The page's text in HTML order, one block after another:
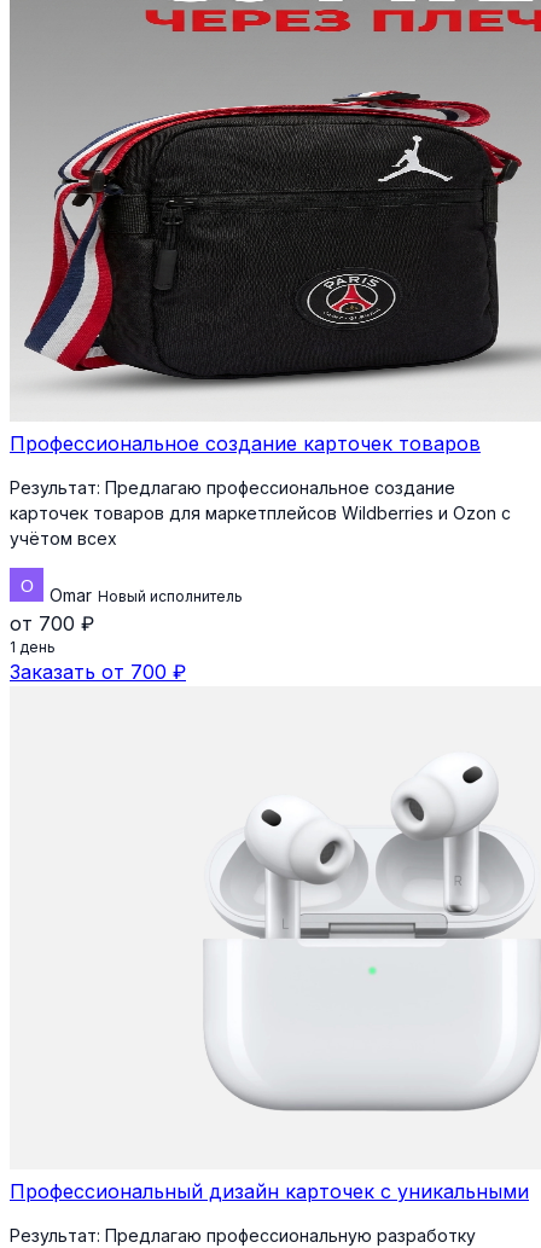
Профессиональное создание карточек товаров
Результат: Предлагаю профессиональное создание
карточек товаров для маркетплейсов Wildberries и Ozon с
учётом всех
Omar Новый исполнитель
от 700 ₽
1 день
Заказать от 700 ₽
Профессиональный дизайн карточек с уникальными
Результат: Предлагаю профессиональную разработку